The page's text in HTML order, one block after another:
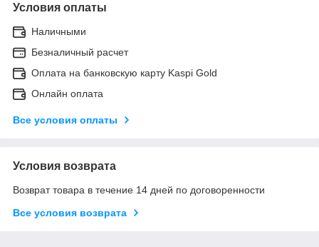
Условия оплаты
Наличными
Безналичный расчет
Оплата на банковскую карту Kaspi Gold
Онлайн оплата
Все условия оплаты
Условия возврата
Возврат товара в течение 14 дней по договоренности
Все условия возврата